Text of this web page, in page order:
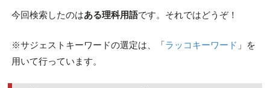
今回検索したのはある理科用語です。それではどうぞ！
※サジェストキーワードの選定は、「ラッコキーワード 」を
用いて行っています。